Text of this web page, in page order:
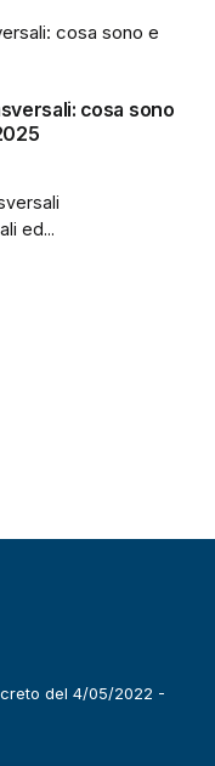
cosa sono
ed...
del 4/05/2022 -